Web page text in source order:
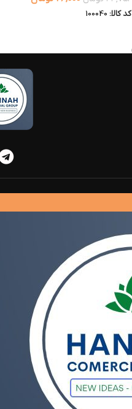
کد کالا: 100040